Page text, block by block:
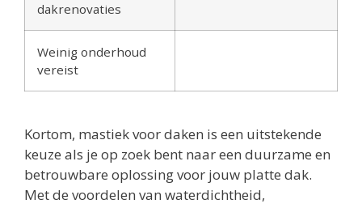
dakrenovaties
Weinig onderhoud
vereist
Kortom, mastiek voor daken is een uitstekende
keuze als je op zoek bent naar een duurzame en
betrouwbare oplossing voor jouw platte dak.
Met de voordelen van waterdichtheid,